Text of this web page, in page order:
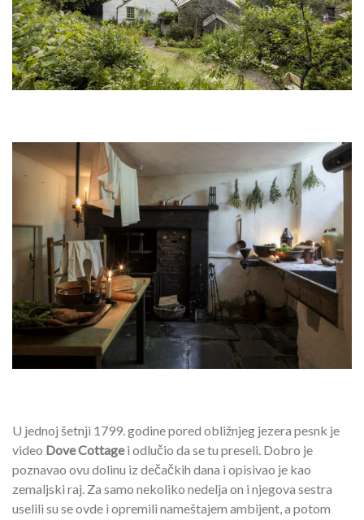
U jednoj šetnji 1799. godine pored obližnjeg jezera pesnk je
video Dove Cottagei odlučio da se tu preseli. Dobro je
poznavao ovu dolinu iz dečačkih dana i opisivao je kao
zemaljski raj. Za samo nekoliko nedelja on i njegova sestra
uselili su se ovde i opremili nameštajem ambijent, a potom